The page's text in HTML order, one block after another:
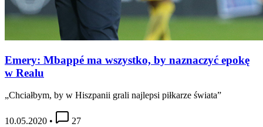
Emery: Mbappé ma wszystko, by naznaczyć epokę
w Realu
„Chciałbym, by w Hiszpanii grali najlepsi piłkarze świata”
10.05.2020 •
27